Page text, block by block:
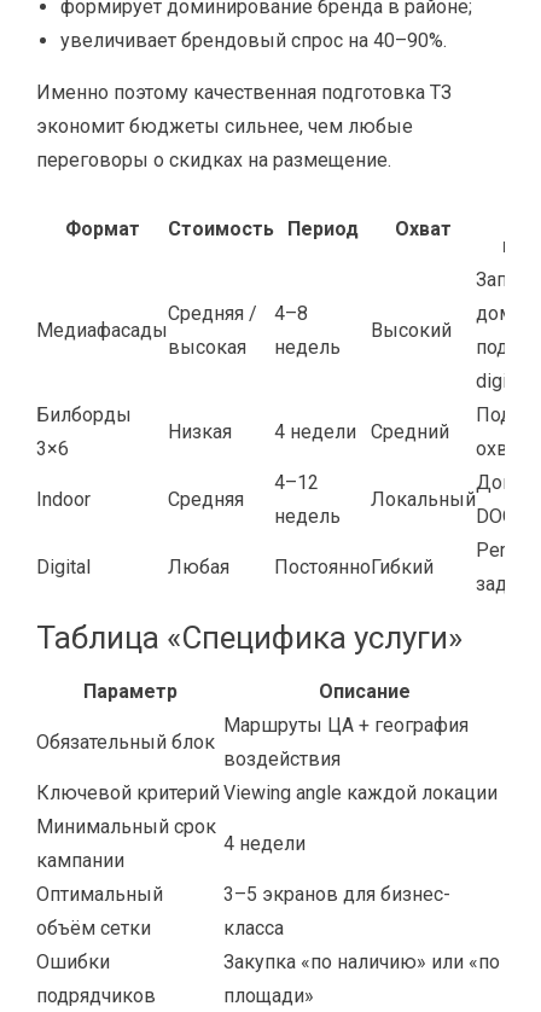
формирует доминирование бренда в районе;
увеличивает брендовый спрос на 40–90%.
Именно поэтому качественная подготовка ТЗ
экономит бюджеты сильнее, чем любые
переговоры о скидках на размещение.
Формат Стоимость Период Охват
Медиафасады
Средняя /
высокая
4–8
недель
Высокий
Запуск,
digital
Билборды
3×6
Низкая 4 недели Средний
Indoor Средняя
4–12
недель
Локальный
DOOH
Digital Любая ПостоянноГибкий
задачи
Таблица «Специфика услуги»
Параметр Описание
Обязательный блок
Маршруты ЦА + география
воздействия
Ключевой критерийViewing angle каждой локации
Минимальный срок
кампании
4 недели
Оптимальный
объём сетки
3–5 экранов для бизнес-
класса
Ошибки
подрядчиков
Закупка «по наличию» или «по
площади»